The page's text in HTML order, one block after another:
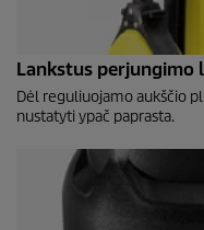
Lankstus perjungimo
Dėl reguliuojamo aukščio
nustatyti ypač paprasta.